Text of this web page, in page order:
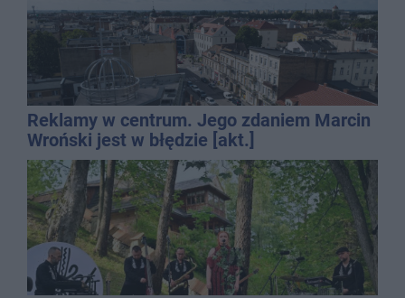
Reklamy w centrum. Jego zdaniem Marcin
Wroński jest w błędzie [akt.]